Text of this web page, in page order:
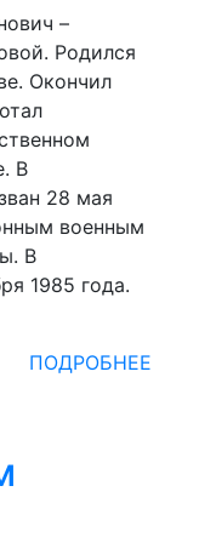
–
Родился
Окончил
В
28 мая
военным
В
1985 года.
ПОДРОБНЕЕ